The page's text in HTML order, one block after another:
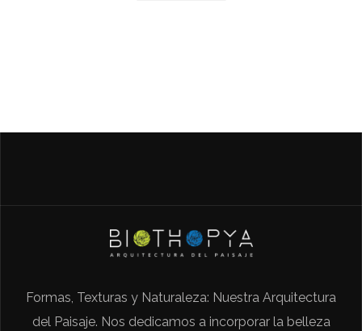
Formas, Texturas y Naturaleza: Nuestra Arquitectura
del Paisaje. Nos dedicamos a incorporar la belleza